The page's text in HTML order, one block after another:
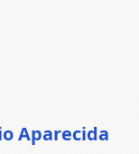
Aparecida